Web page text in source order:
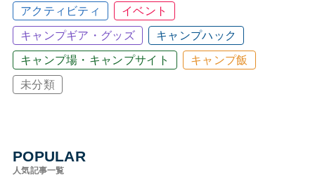
アクティビティ イベント
キャンプギア・グッズ キャンプハック
キャンプ場・キャンプサイト キャンプ飯
未分類
POPULAR
人気記事一覧